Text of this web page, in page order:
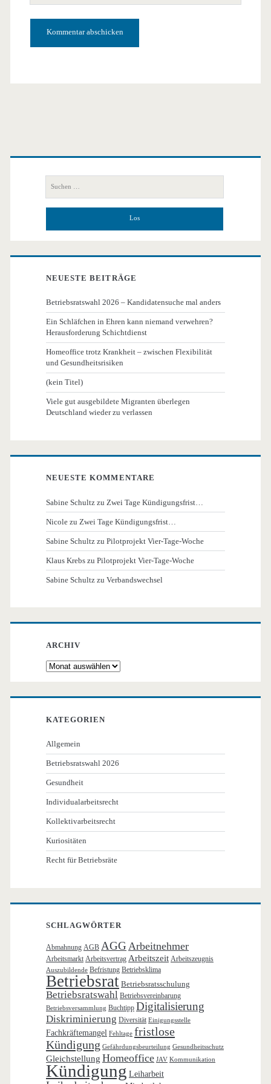
Primäre
Seitenleiste
nach:
NEUESTE BEITRÄGE
Betriebsratswahl 2026 – Kandidatensuche mal anders
Ein Schläfchen in Ehren kann niemand verwehren?
Herausforderung Schichtdienst
Homeoffice trotz Krankheit – zwischen Flexibilität
und Gesundheitsrisiken
(kein Titel)
Viele gut ausgebildete Migranten überlegen
Deutschland wieder zu verlassen
NEUESTE KOMMENTARE
Sabine Schultz zu Zwei Tage Kündigungsfrist…
Nicole zu Zwei Tage Kündigungsfrist…
Sabine Schultz zuPilotprojekt Vier-Tage-Woche
Klaus Krebs zuPilotprojekt Vier-Tage-Woche
Sabine Schultz zuVerbandswechsel
ARCHIV
Archiv
KATEGORIEN
Allgemein
Betriebsratswahl 2026
Gesundheit
Individualarbeitsrecht
Kollektivarbeitsrecht
Kuriositäten
Recht für Betriebsräte
SCHLAGWÖRTER
Abmahnung AGB AGG Arbeitnehmer
Arbeitsmarkt Arbeitsvertrag Arbeitszeit Arbeitszeugnis
Auszubildende Befristung Betriebsklima
Betriebsrat Betriebsratsschulung
Betriebsratswahl Betriebsvereinbarung
Betriebsversammlung Buchtipp Digitalisierung
Diskriminierung Diversität Einigungsstelle
Fachkräftemangel Fehltage fristlose
Kündigung Gefährdungsbeurteilung Gesundheitsschutz
Gleichstellung Homeoffice JAV Kommunikation
Kündigung Leiharbeit